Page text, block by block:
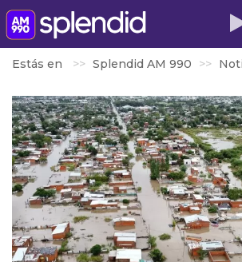
Estás en Splendid AM 990